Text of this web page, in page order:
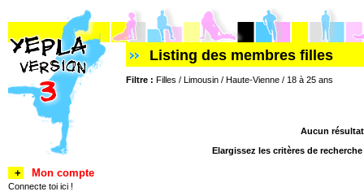
Listing des membres filles
Filtre : Filles / Limousin / Haute-Vienne / 18 à 25 ans
Aucun
Elargissez les critères de
+ Mon compte
Connecte toi ici !